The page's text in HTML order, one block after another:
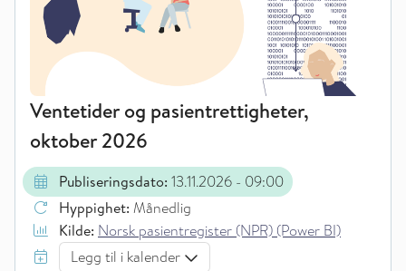
Ventetider og pasientrettigheter,
oktober 2026
Publiseringsdato: 13.11.2026 - 09:00
Hyppighet: Månedlig
Kilde: Norsk pasientregister (NPR) (Power BI)
Legg til i kalender